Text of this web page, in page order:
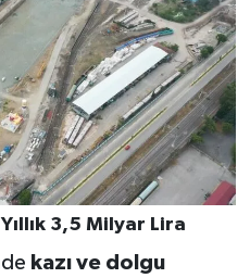
3,5 Milyar Lira
kazı ve dolgu